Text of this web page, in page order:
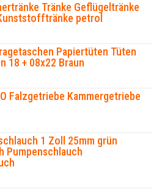
Tränke Geflügeltränke
petrol
Papiertüten Tüten
18 + 08x22 Braun
Falzgetriebe Kammergetriebe
1 Zoll 25mm grün
Pumpenschlauch